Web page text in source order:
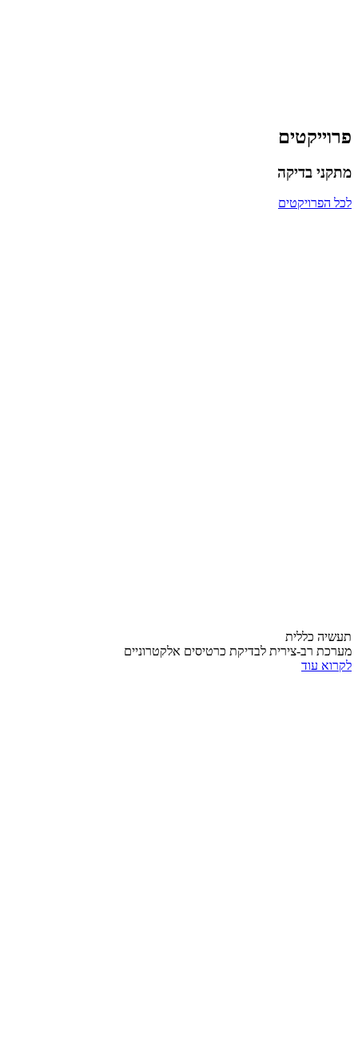
פרוייקטים
מתקני בדיקה
לכל הפרויקטים
תעשיה כללית
מערכת רב-צירית לבדיקת כרטיסים אלקטרוניים
לקרוא עוד